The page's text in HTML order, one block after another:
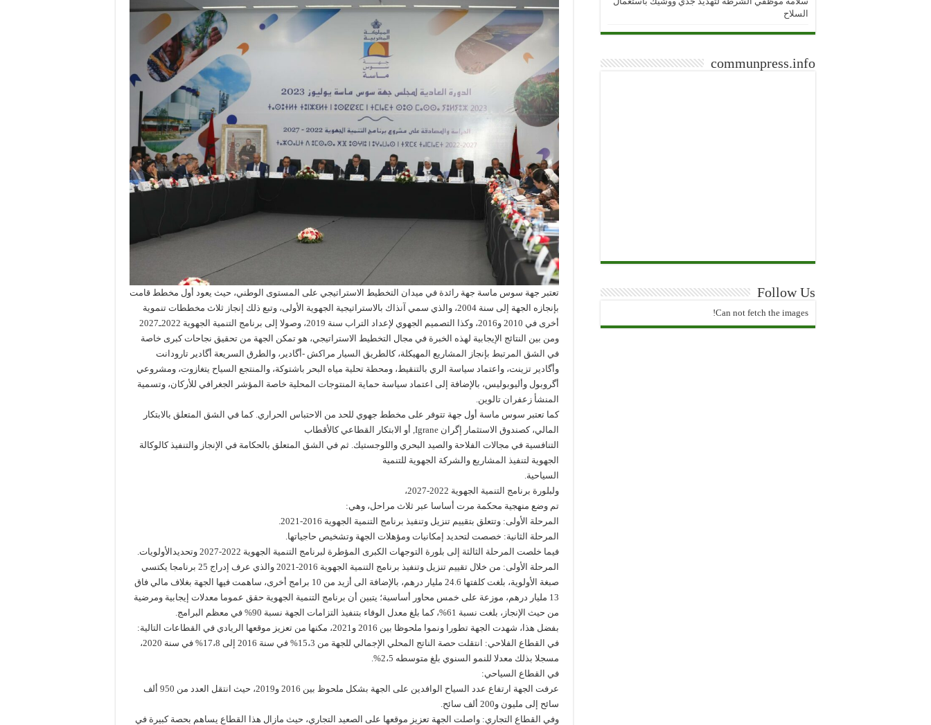
تعتبر جهة سوس ماسة جهة رائدة في ميدان التخطيط الاستراتيجي على المستوى الوطني، حيث يعود أول مخطط قامت
بإنجازه الجهة إلى سنة 2004، والذي سمي آنذاك بالاستراتيجية الجهوية الأولى، وتبع ذلك إنجاز ثلاث مخططات تنموية
أخرى في 2010 و2016، وكذا التصميم الجهوي لإعداد التراب سنة 2019، وصولا إلى برنامج التنمية الجهوية 2022ـ2027
ومن بين النتائج الإيجابية لهذه الخبرة في مجال التخطيط الاستراتيجي، هو تمكن الجهة من تحقيق نجاحات كبرى خاصة
في الشق المرتبط بإنجاز المشاريع المهيكلة، كالطريق السيار مراكش -أگادير، والطرق السريعة أگادير تارودانت
وأگادير تزينت، واعتماد سياسة الري بالتنقيط، ومحطة تحلية مياه البحر باشتوكة، والمنتجع السياح يتغازوت، ومشروعي
أگروبول وأليوبوليس، بالإضافة إلى اعتماد سياسة حماية المنتوجات المحلية خاصة المؤشر الجغرافي للأركان، وتسمية
المنشأ زعفران تالوين.
كما تعتبر سوس ماسة أول جهة تتوفر على مخطط جهوي للحد من الاحتباس الحراري. كما في الشق المتعلق بالابتكار
المالي، كصندوق الاستثمار إگران Igrane, أو الابتكار القطاعي كالأقطاب
التنافسية في مجالات الفلاحة والصيد البحري واللوجستيك. ثم في الشق المتعلق بالحكامة في الإنجاز والتنفيذ كالوكالة
الجهوية لتنفيذ المشاريع والشركة الجهوية للتنمية
السياحية.
ولبلورة برنامج التنمية الجهوية 2022-2027،
تم وضع منهجية محكمة مرت أساسا عبر ثلاث مراحل، وهي:
المرحلة الأولى: وتتعلق بتقييم تنزيل وتنفيذ برنامج التنمية الجهوية 2016-2021.
المرحلة الثانية: خصصت لتحديد إمكانيات ومؤهلات الجهة وتشخيص حاجياتها.
فيما خلصت المرحلة الثالثة إلى بلورة التوجهات الكبرى المؤطرة لبرنامج التنمية الجهوية 2022-2027 وتحديدالأولويات.
المرحلة الأولى: من خلال تقييم تنزيل وتنفيذ برنامج التنمية الجهوية 2016-2021 والذي عرف إدراج 25 برنامجا يكتسي
صبغة الأولوية، بلغت كلفتها 24.6 مليار درهم، بالإضافة الى أزيد من 10 برامج أخرى، ساهمت فيها الجهة بغلاف مالي فاق
13 مليار درهم، موزعة على خمس محاور أساسية؛ يتبين أن برنامج التنمية الجهوية حقق عموما معدلات إيجابية ومرضية
من حيث الإنجاز، بلغت نسبة 61%، كما بلغ معدل الوفاء بتنفيذ التزامات الجهة نسبة 90% في معظم البرامج.
بفضل هذا، شهدت الجهة تطورا ونموا ملحوظا بين 2016 و2021، مكنها من تعزيز موقعها الريادي في القطاعات التالية:
في القطاع الفلاحي: انتقلت حصة الناتج المحلي الإجمالي للجهة من 15،3% في سنة 2016 إلى 17،8% في سنة 2020،
مسجلا بذلك معدلا للنمو السنوي بلغ متوسطه 2،5%.
في القطاع السياحي:
عرفت الجهة ارتفاع عدد السياح الوافدين على الجهة بشكل ملحوظ بين 2016 و2019، حيث انتقل العدد من 950 ألف
سائح إلى مليون و200 ألف سائح.
وفي القطاع التجاري: واصلت الجهة تعزيز موقعها على الصعيد التجاري، حيث مازال هذا القطاع يساهم بحصة كبيرة في
السلاح
communpress.info
Follow Us
Can not fetch the images!